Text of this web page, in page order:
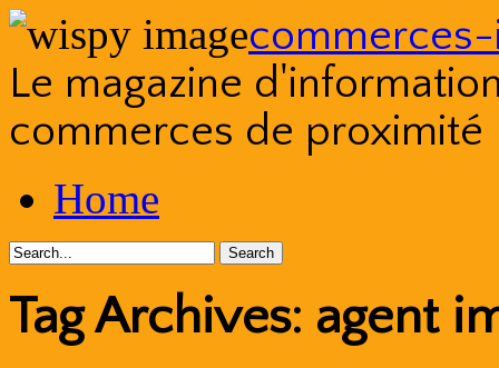
Le magazine
commerces de proximité
to
contentHome
Tag Archives: agent